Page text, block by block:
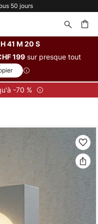
Options de paiement
41 M 19 S
199 sur presque tout
-70 %